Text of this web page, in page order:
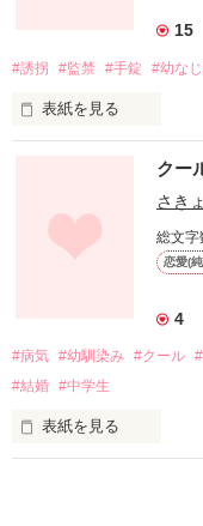
もう生きたくない。
死にたい。
学校の屋上へ向かい
「もう、今日が最後な
独り言をいいながら
そのとき――――！？
pv160000！ほんとに
読者数30！感激です！
15
#誘拐 #監禁 #手錠 #幼な
表紙を見る
急に目の前が暗くなり
意識がとんでしまった
意識を取り戻した琴は
クー
さき
総文字
恋愛(
4
#病気 #幼馴染み #クール
#結婚 #中学生
表紙を見る